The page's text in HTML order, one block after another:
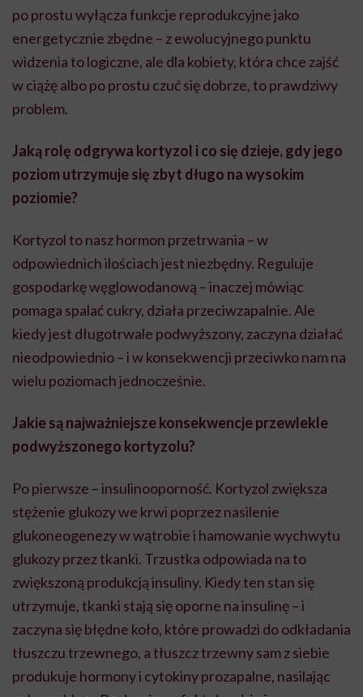
po prostu wyłącza funkcje reprodukcyjne jako
energetycznie zbędne – z ewolucyjnego punktu
widzenia to logiczne, ale dla kobiety, która chce zajść
w ciążę albo po prostu czuć się dobrze, to prawdziwy
problem.
Jaką rolę odgrywa kortyzol i co się dzieje, gdy jego
poziom utrzymuje się zbyt długo na wysokim
poziomie?
Kortyzol to nasz hormon przetrwania – w
odpowiednich ilościach jest niezbędny. Reguluje
gospodarkę węglowodanową – inaczej mówiąc
pomaga spalać cukry, działa przeciwzapalnie. Ale
kiedy jest długotrwale podwyższony, zaczyna działać
nieodpowiednio – i w konsekwencji przeciwko nam na
wielu poziomach jednocześnie.
Jakie są najważniejsze konsekwencje przewlekle
podwyższonego kortyzolu?
Po pierwsze – insulinooporność. Kortyzol zwiększa
stężenie glukozy we krwi poprzez nasilenie
glukoneogenezy w wątrobie i hamowanie wychwytu
glukozy przez tkanki. Trzustka odpowiada na to
zwiększoną produkcją insuliny. Kiedy ten stan się
utrzymuje, tkanki stają się oporne na insulinę – i
zaczyna się błędne koło, które prowadzi do odkładania
tłuszczu trzewnego, a tłuszcz trzewny sam z siebie
produkuje hormony i cytokiny prozapalne, nasilając